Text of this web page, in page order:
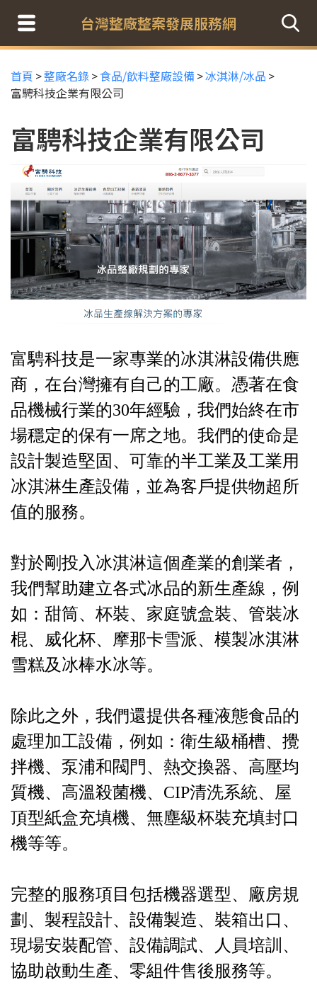
台灣整廠整案發展服務網
首頁 >整廠名錄>食品/飲料整廠設備 >冰淇淋/冰品 >
富騁科技企業有限公司
富騁科技企業有限公司
富騁科技是一家專業的冰淇淋設備供應
商，在台灣擁有自己的工廠。憑著在食
品機械行業的30年經驗，我們始終在市
場穩定的保有一席之地。我們的使命是
設計製造堅固、可靠的半工業及工業用
冰淇淋生產設備，並為客戶提供物超所
值的服務。
對於剛投入冰淇淋這個產業的創業者，
我們幫助建立各式冰品的新生產線，例
如：甜筒、杯裝、家庭號盒裝、管裝冰
棍、威化杯、摩那卡雪派、模製冰淇淋
雪糕及冰棒水冰等。
除此之外，我們還提供各種液態食品的
處理加工設備，例如：衛生級桶槽、攪
拌機、泵浦和閥門、熱交換器、高壓均
質機、高溫殺菌機、CIP清洗系統、屋
頂型紙盒充填機、無塵級杯裝充填封口
機等等。
完整的服務項目包括機器選型、廠房規
劃、製程設計、設備製造、裝箱出口、
現場安裝配管、設備調試、人員培訓、
協助啟動生產、零組件售後服務等。